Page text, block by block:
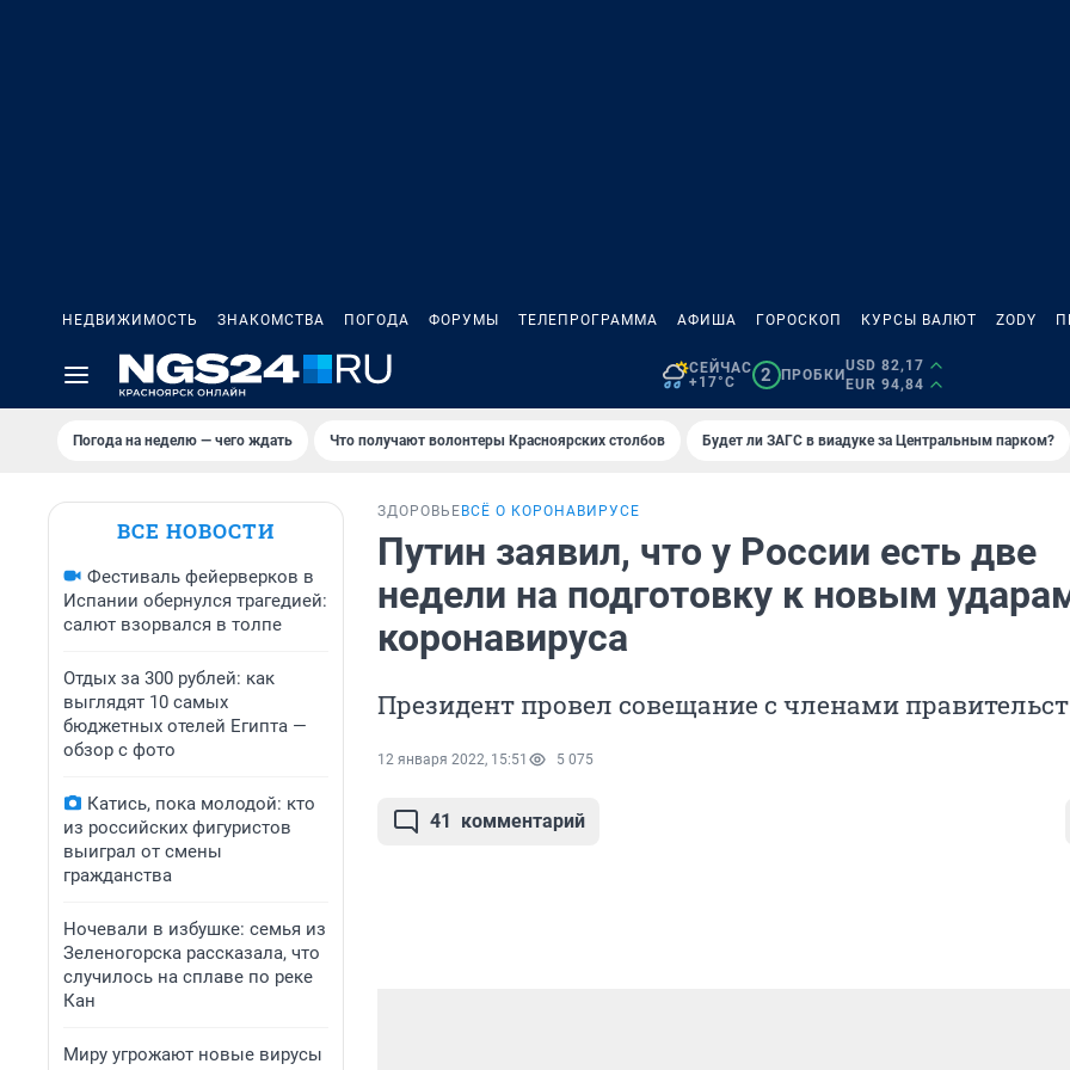
НЕДВИЖИМОСТЬ ЗНАКОМСТВА ПОГОДА ФОРУМЫ ТЕЛЕПРОГРАММА АФИША ГОРОСКОП КУРСЫ ВАЛЮТ ZODY
СЕЙЧАС
+17°C
2 ПРОБКИ
USD 82,17
EUR 94,84
Погода на неделю — чего ждать Что получают волонтеры Красноярских столбов Будет ли ЗАГС в виадуке за Центральным парком?
ВСЕ НОВОСТИ
Фестиваль фейерверков в
Испании обернулся трагедией:
салют взорвался в толпе
Отдых за 300 рублей: как
выглядят 10 самых
бюджетных отелей Египта —
обзор с фото
Катись, пока молодой: кто
из российских фигуристов
выиграл от смены
гражданства
Ночевали в избушке: семья из
Зеленогорска рассказала, что
случилось на сплаве по реке
Кан
Миру угрожают новые вирусы
ЗДОРОВЬЕ ВСЁ О КОРОНАВИРУСЕ
Путин заявил, что у России есть две
недели на подготовку к новым
коронавируса
Президент провел совещание с членами
12 января 2022, 15:51 5 075
41 комментарий